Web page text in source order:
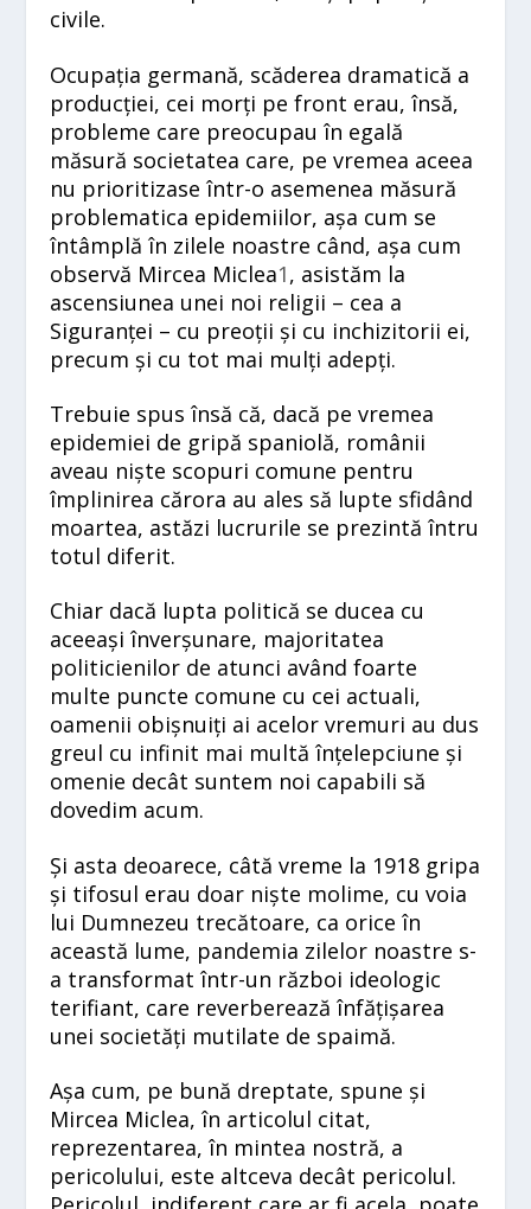
civile.
Ocupația germană, scăderea dramatică a
producției, cei morți pe front erau, însă,
probleme care preocupau în egală
măsură societatea care, pe vremea aceea
nu prioritizase într-o asemenea măsură
problematica epidemiilor, așa cum se
întâmplă în zilele noastre când, așa cum
observă Mircea Miclea1, asistăm la
ascensiunea unei noi religii – cea a
Siguranței – cu preoții și cu inchizitorii ei,
precum și cu tot mai mulți adepți.
Trebuie spus însă că, dacă pe vremea
epidemiei de gripă spaniolă, românii
aveau niște scopuri comune pentru
împlinirea cărora au ales să lupte sfidând
moartea, astăzi lucrurile se prezintă întru
totul diferit.
Chiar dacă lupta politică se ducea cu
aceeași înverșunare, majoritatea
politicienilor de atunci având foarte
multe puncte comune cu cei actuali,
oamenii obișnuiți ai acelor vremuri au dus
greul cu infinit mai multă înțelepciune și
omenie decât suntem noi capabili să
dovedim acum.
Și asta deoarece, câtă vreme la 1918 gripa
și tifosul erau doar niște molime, cu voia
lui Dumnezeu trecătoare, ca orice în
această lume, pandemia zilelor noastre s-
a transformat într-un război ideologic
terifiant, care reverberează înfățișarea
unei societăți mutilate de spaimă.
Așa cum, pe bună dreptate, spune și
Mircea Miclea, în articolul citat,
reprezentarea, în mintea nostră, a
pericolului, este altceva decât pericolul.